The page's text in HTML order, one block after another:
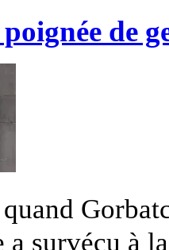
de
survécu à